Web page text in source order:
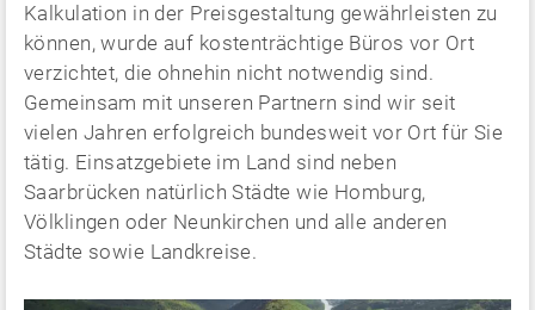
Kalkulation in der Preisgestaltung gewährleisten zu
können, wurde auf kostenträchtige Büros vor Ort
verzichtet, die ohnehin nicht notwendig sind.
Gemeinsam mit unseren Partnern sind wir seit
vielen Jahren erfolgreich bundesweit vor Ort für Sie
tätig. Einsatzgebiete im Land sind neben
Saarbrücken natürlich Städte wie Homburg,
Völklingen oder Neunkirchen und alle anderen
Städte sowie Landkreise.